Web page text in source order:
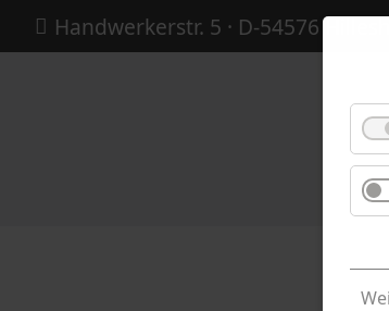
Handwerkerstr. 5 · D-54576